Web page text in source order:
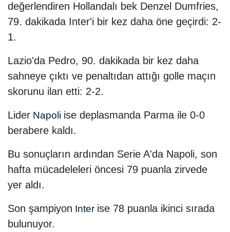
değerlendiren Hollandalı bek Denzel Dumfries,
79. dakikada Inter'i bir kez daha öne geçirdi: 2-
1.
Lazio'da Pedro, 90. dakikada bir kez daha
sahneye çıktı ve penaltıdan attığı golle maçın
skorunu ilan etti: 2-2.
Lider Napoli ise deplasmanda Parma ile 0-0
berabere kaldı.
Bu sonuçların ardından Serie A'da Napoli, son
hafta mücadeleleri öncesi 79 puanla zirvede
yer aldı.
Son şampiyon Inter ise 78 puanla ikinci sırada
bulunuyor.